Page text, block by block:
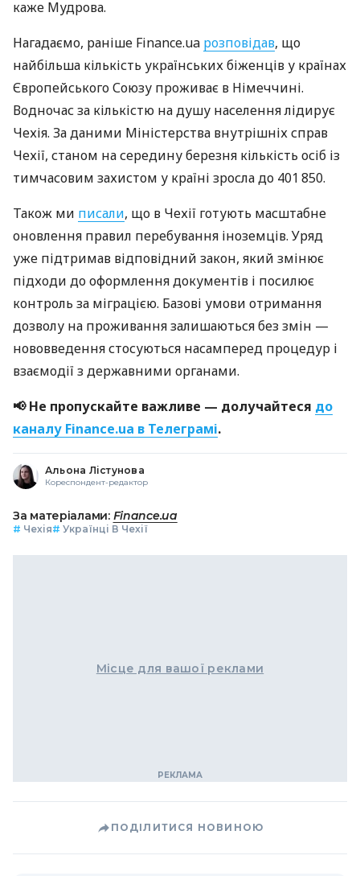
каже Мудрова.
Нагадаємо, раніше Finance.ua розповідав, що
найбільша кількість українських біженців у країнах
Європейського Союзу проживає в Німеччині.
Водночас за кількістю на душу населення лідирує
Чехія. За даними Міністерства внутрішніх справ
Чехії, станом на середину березня кількість осіб із
тимчасовим захистом у країні зросла до 401 850.
Також ми писали, що в Чехії готують масштабне
оновлення правил перебування іноземців. Уряд
уже підтримав відповідний закон, який змінює
підходи до оформлення документів і посилює
контроль за міграцією. Базові умови отримання
дозволу на проживання залишаються без змін —
нововведення стосуються насамперед процедур і
взаємодії з державними органами.
📢 Не пропускайте важливе — долучайтеся до
каналу Finance.ua в Телеграмі.
Альона Лістунова
Кореспондент-редактор
За матеріалами: Finance.ua
# Чехія# Українці В Чехії
Місце для вашої реклами
ПОДІЛИТИСЯ НОВИНОЮ